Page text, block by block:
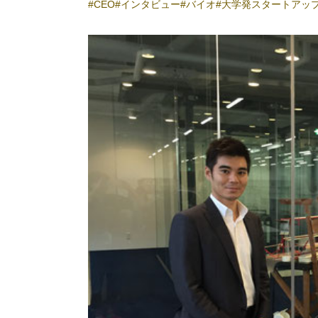
CEO インタビュー バイオ 大学発スタートアッ